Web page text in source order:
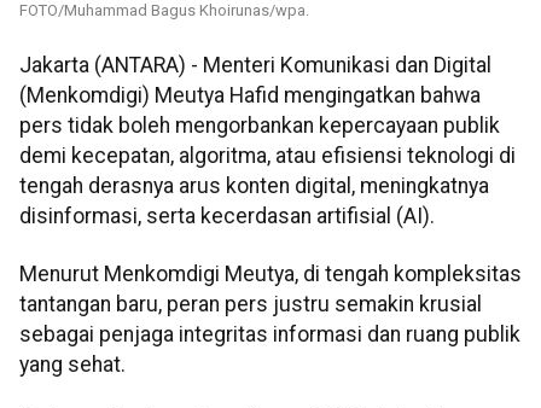
FOTO/Muhammad Bagus Khoirunas/wpa.
Jakarta (ANTARA) - Menteri Komunikasi dan Digital
(Menkomdigi) Meutya Hafid mengingatkan bahwa
pers tidak boleh mengorbankan kepercayaan publik
demi kecepatan, algoritma, atau efisiensi teknologi di
tengah derasnya arus konten digital, meningkatnya
disinformasi, serta kecerdasan artifisial (AI).
Menurut Menkomdigi Meutya, di tengah kompleksitas
tantangan baru, peran pers justru semakin krusial
sebagai penjaga integritas informasi dan ruang publik
yang sehat.